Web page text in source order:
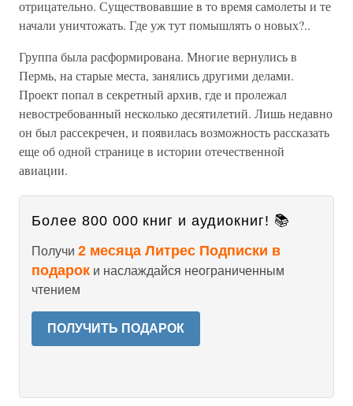
отрицательно. Существовавшие в то время самолеты и те
начали уничтожать. Где уж тут помышлять о новых?..
Группа была расформирована. Многие вернулись в
Пермь, на старые места, занялись другими делами.
Проект попал в секретный архив, где и пролежал
невостребованный несколько десятилетий. Лишь недавно
он был рассекречен, и появилась возможность рассказать
еще об одной странице в истории отечественной
авиации.
Более 800 000 книг и аудиокниг! 📚
Получи 2 месяца Литрес Подписки в
подарок и наслаждайся неограниченным
чтением
ПОЛУЧИТЬ ПОДАРОК